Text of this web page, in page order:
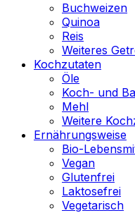
Buchweizen
Quinoa
Reis
Weiteres
Kochzutaten
Öle
Koch- und
Mehl
Weitere
Ernährungsweise
Bio-
Vegan
Glutenfrei
Laktosefrei
Vegetarisch